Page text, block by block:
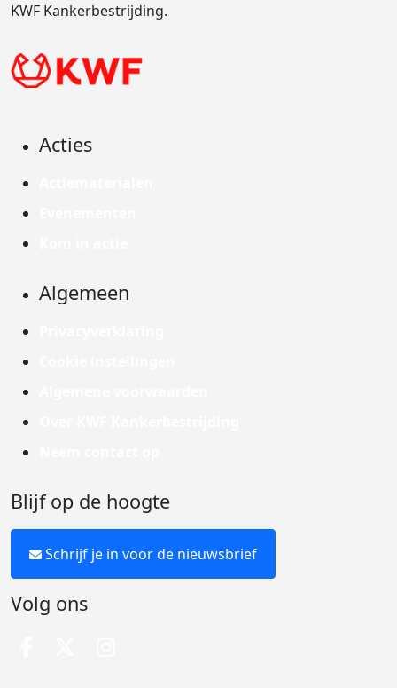
KWF Kankerbestrijding.
Acties
Algemeen
Blijf op de hoogte
Schrijf je in voor de nieuwsbrief
Volg ons